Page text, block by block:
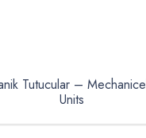
Tutucular –
Units